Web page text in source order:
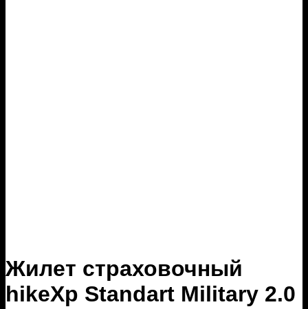
Жилет страховочный
hikeXp Standart Military 2.0